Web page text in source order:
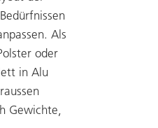
Als
oder
in Alu
Gewichte,